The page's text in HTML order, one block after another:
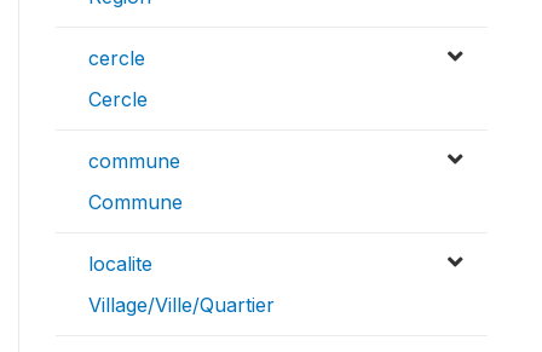
cercle
Cercle
commune
Commune
localite
Village/Ville/Quartier